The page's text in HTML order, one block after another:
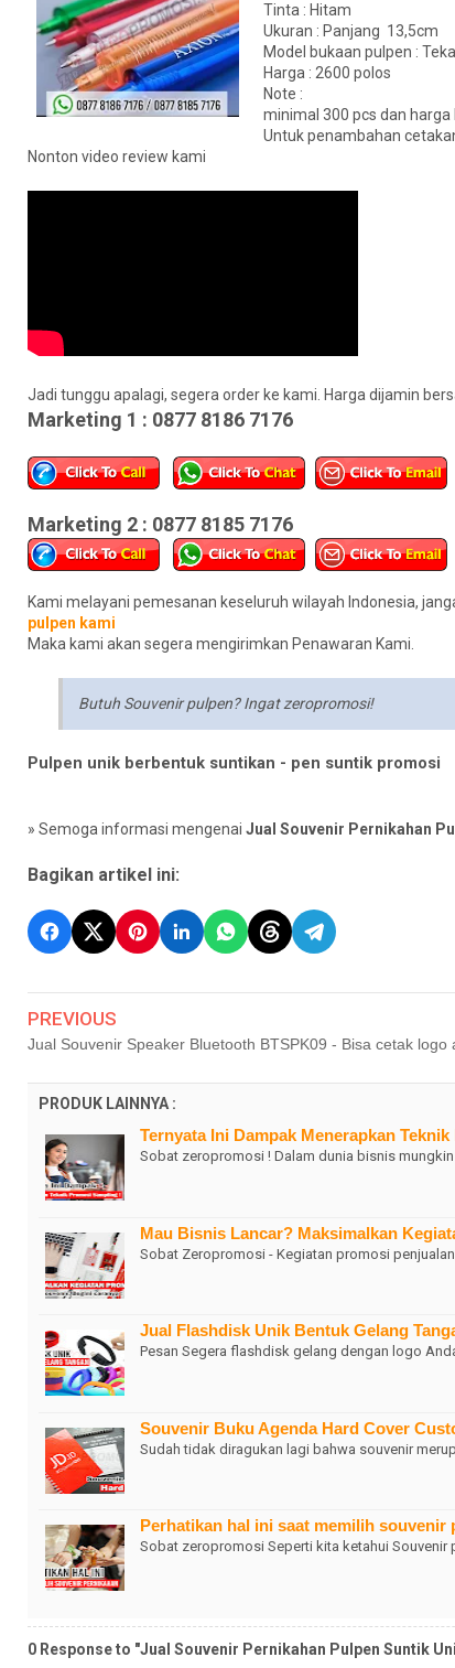
Tinta : Hitam
Ukuran : Panjang 13,5cm
Model bukaan pulpen :
Harga : 2600 polos
Note :
minimal 300 pcs dan
Untuk penambahan
Nonton video review kami
Jadi tunggu apalagi, segera order ke kami. Harga dijamin
Marketing 1 : 0877 8186 7176
Marketing 2 : 0877 8185 7176
Kami melayani pemesanan keseluruh wilayah Indonesia,
pulpen kami
Maka kami akan segera mengirimkan Penawaran Kami.
Butuh Souvenir pulpen? Ingat zeropromosi!
Pulpen unik berbentuk suntikan - pen suntik promosi
» Semoga informasi mengenai Jual Souvenir Pernikahan
Bagikan artikel ini:
PREVIOUS
Jual Souvenir Speaker Bluetooth BTSPK09 - Bisa cetak logo
PRODUK LAINNYA :
Ternyata Ini Dampak Menerapkan
Sobat zeropromosi ! Dalam dunia bisnis
Mau Bisnis Lancar? Maksimalkan
Sobat Zeropromosi - Kegiatan promosi
Jual Flashdisk Unik Bentuk Gelang
Pesan Segera flashdisk gelang dengan logo
Souvenir Buku Agenda Hard Cover
Sudah tidak diragukan lagi bahwa souvenir
Perhatikan hal ini saat memilih souvenir
Sobat zeropromosi Seperti kita ketahui
0 Response to "Jual Souvenir Pernikahan Pulpen Suntik